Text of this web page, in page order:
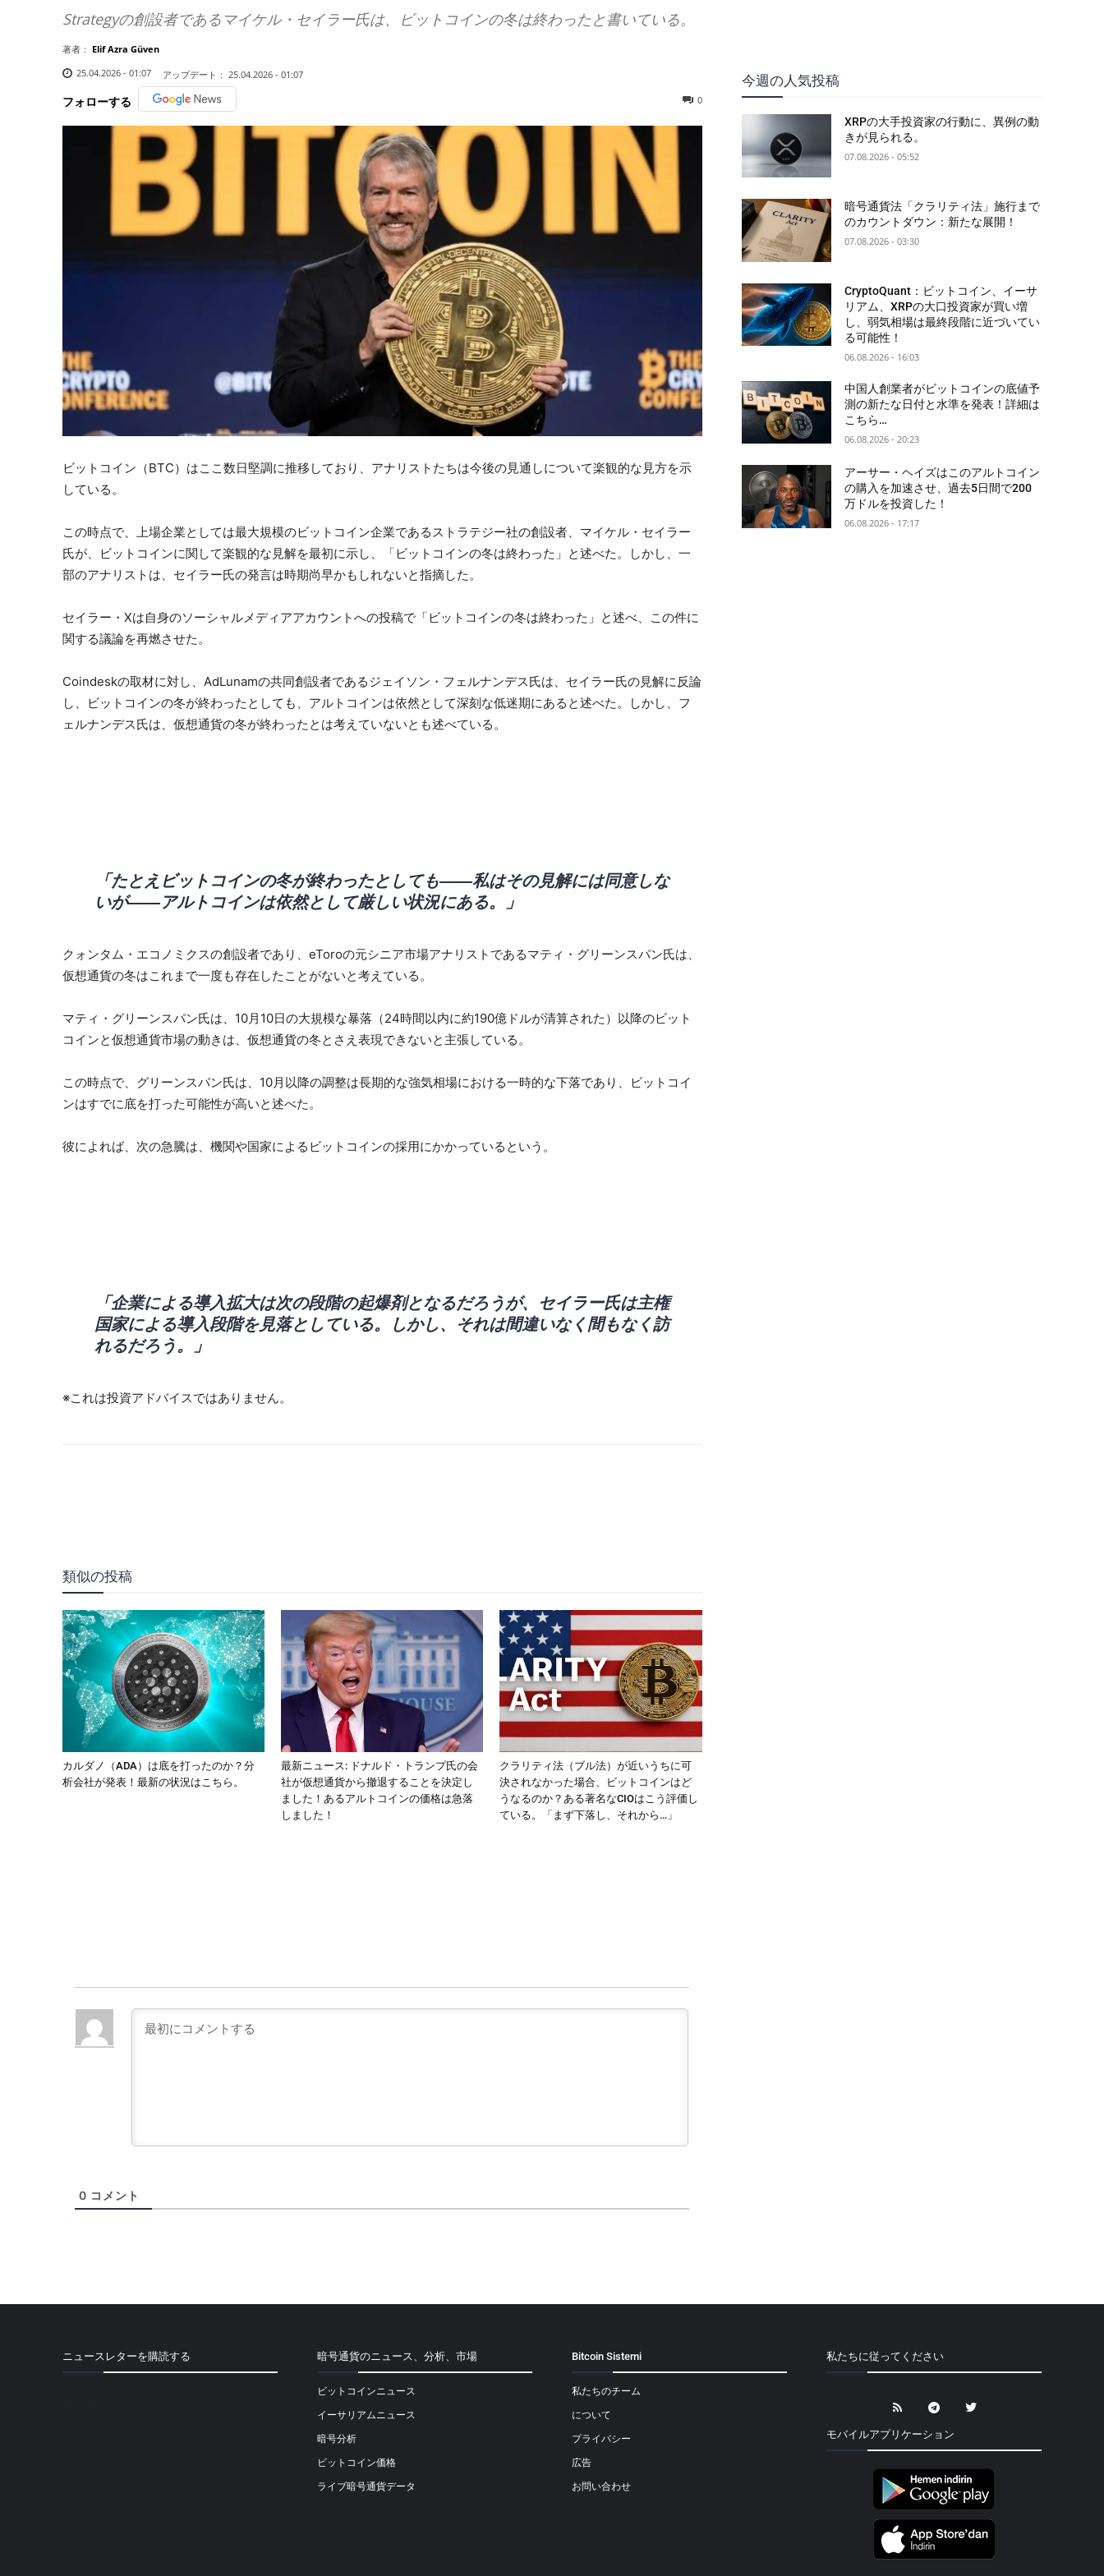
Strategyの創設者であるマイケル・セイラー氏は、ビットコインの冬は終わったと書いている。
著者： Elif Azra Güven
25.04.2026 - 01:07
アップデート： 25.04.2026 - 01:07
フォローする 0
ビットコイン（BTC）はここ数日堅調に推移しており、アナリストたちは今後の見通しについて楽観的な見方を示
している。
この時点で、上場企業としては最大規模のビットコイン企業であるストラテジー社の創設者、マイケル・セイラー
氏が、ビットコインに関して楽観的な見解を最初に示し、「ビットコインの冬は終わった」と述べた。しかし、一
部のアナリストは、セイラー氏の発言は時期尚早かもしれないと指摘した。
セイラー・Xは自身のソーシャルメディアアカウントへの投稿で「ビットコインの冬は終わった」と述べ、この件に
関する議論を再燃させた。
Coindeskの取材に対し、AdLunamの共同創設者であるジェイソン・フェルナンデス氏は、セイラー氏の見解に反論
し、ビットコインの冬が終わったとしても、アルトコインは依然として深刻な低迷期にあると述べた。しかし、フ
ェルナンデス氏は、仮想通貨の冬が終わったとは考えていないとも述べている。
「たとえビットコインの冬が終わったとしても――私はその見解には同意しな
いが――アルトコインは依然として厳しい状況にある。」
クォンタム・エコノミクスの創設者であり、eToroの元シニア市場アナリストであるマティ・グリーンスパン氏は、
仮想通貨の冬はこれまで一度も存在したことがないと考えている。
マティ・グリーンスパン氏は、10月10日の大規模な暴落（24時間以内に約190億ドルが清算された）以降のビット
コインと仮想通貨市場の動きは、仮想通貨の冬とさえ表現できないと主張している。
この時点で、グリーンスパン氏は、10月以降の調整は長期的な強気相場における一時的な下落であり、ビットコイ
ンはすでに底を打った可能性が高いと述べた。
彼によれば、次の急騰は、機関や国家によるビットコインの採用にかかっているという。
「企業による導入拡大は次の段階の起爆剤となるだろうが、セイラー氏は主権
国家による導入段階を見落としている。しかし、それは間違いなく間もなく訪
れるだろう。」
※これは投資アドバイスではありません。
類似の投稿
カルダノ（ADA）は底を打ったのか？分
析会社が発表！最新の状況はこちら。
最新ニュース: ドナルド・トランプ氏の会
社が仮想通貨から撤退することを決定し
ました！あるアルトコインの価格は急落
しました！
クラリティ法（ブル法）が近いうちに可
決されなかった場合、ビットコインはど
うなるのか？ある著名なCIOはこう評価し
ている。「まず下落し、それから…」
0 コメント
今週の人気投稿
XRPの大手投資家の行動に、異例の動
きが見られる。
07.08.2026 - 05:52
暗号通貨法「クラリティ法」施行まで
のカウントダウン：新たな展開！
07.08.2026 - 03:30
CryptoQuant：ビットコイン、イーサ
リアム、XRPの大口投資家が買い増
し、弱気相場は最終段階に近づいてい
る可能性！
06.08.2026 - 16:03
中国人創業者がビットコインの底値予
測の新たな日付と水準を発表！詳細は
こちら…
06.08.2026 - 20:23
アーサー・ヘイズはこのアルトコイン
の購入を加速させ、過去5日間で200
万ドルを投資した！
06.08.2026 - 17:17
ニュースレターを購読する 暗号通貨のニュース、分析、市場
ビットコインニュース
イーサリアムニュース
暗号分析
ビットコイン価格
ライブ暗号通貨データ
Bitcoin Sistemi
私たちのチーム
について
プライバシー
広告
お問い合わせ
私たちに従ってください
モバイルアプリケーション